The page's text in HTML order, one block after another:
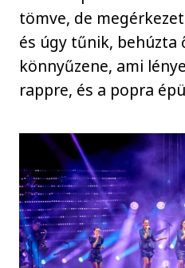
tömve, de
és úgy tűnik, behúzta
könnyűzene, ami
rappre, és a popra